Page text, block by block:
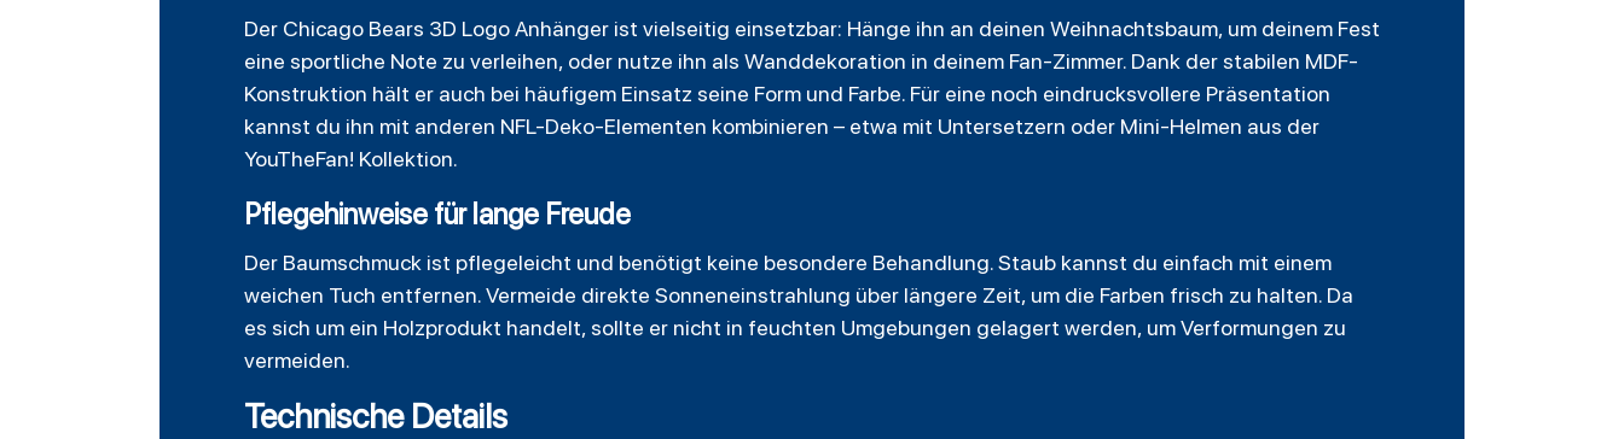
Der Chicago Bears 3D Logo Anhänger ist vielseitig einsetzbar: Hänge ihn an deinen Weihnachtsbaum, um deinem Fest
eine sportliche Note zu verleihen, oder nutze ihn als Wanddekoration in deinem Fan-Zimmer. Dank der stabilen MDF-
Konstruktion hält er auch bei häufigem Einsatz seine Form und Farbe. Für eine noch eindrucksvollere Präsentation
kannst du ihn mit anderen NFL-Deko-Elementen kombinieren – etwa mit Untersetzern oder Mini-Helmen aus der
YouTheFan! Kollektion.
Pflegehinweise für lange Freude
Der Baumschmuck ist pflegeleicht und benötigt keine besondere Behandlung. Staub kannst du einfach mit einem
weichen Tuch entfernen. Vermeide direkte Sonneneinstrahlung über längere Zeit, um die Farben frisch zu halten. Da
es sich um ein Holzprodukt handelt, sollte er nicht in feuchten Umgebungen gelagert werden, um Verformungen zu
vermeiden.
Technische Details